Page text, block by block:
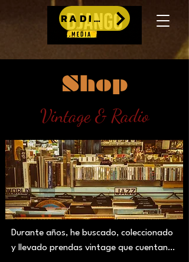
RADIO
Shop
Vintage & Radio
Durante años, he buscado, coleccionado
y llevado prendas vintage que cuentan